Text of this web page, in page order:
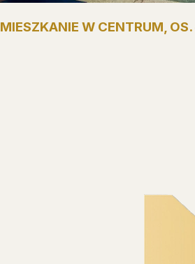
MIESZKANIE W CENTRUM,